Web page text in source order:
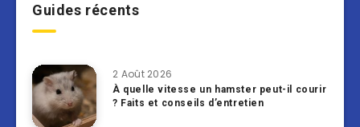
Guides récents
2 Août 2026
À quelle vitesse un hamster peut-il courir
? Faits et conseils d’entretien